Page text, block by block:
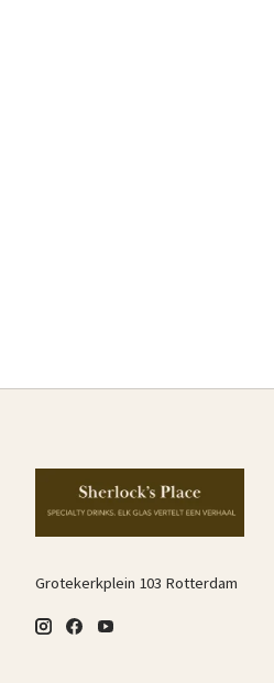
Grotekerkplein 103 Rotterdam